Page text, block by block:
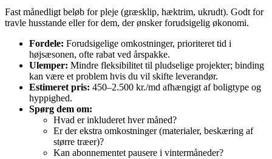
Fast månedligt beløb for pleje (græsklip, hæktrim, ukrudt). Godt for
travle husstande eller for dem, der ønsker forudsigelig økonomi.
Fordele: Forudsigelige omkostninger, prioriteret tid i
højsæsonen, ofte rabat ved årspakke.
Ulemper: Mindre fleksibilitet til pludselige projekter; binding
kan være et problem hvis du vil skifte leverandør.
Estimeret pris: 450–2.500 kr./md afhængigt af boligtype og
hyppighed.
Spørg dem om:
Hvad er inkluderet hver måned?
Er der ekstra omkostninger (materialer, beskæring af
større træer)?
Kan abonnementet pausere i vintermåneder?